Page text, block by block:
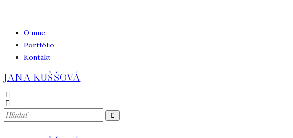
O mne
Portfólio
Kontakt
JANA KUŠŠOVÁ